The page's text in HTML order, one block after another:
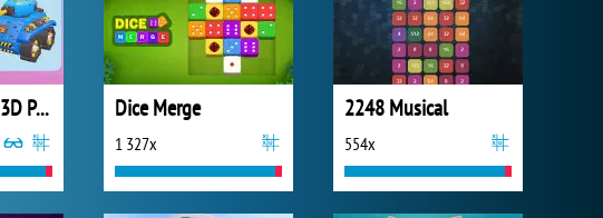
Screw Masters 3D Puzzle Dice Merge
1 327x
2248 Musical
554x